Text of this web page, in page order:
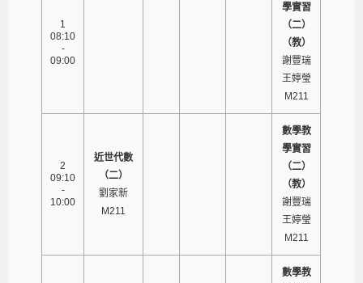
1
08:10
-
09:00
學實習
（二）
（教）
謝豐瑞
王婷瑩
M211
2
09:10
-
10:00
近世代數
（二）
劉家新
M211
數學教
學實習
（二）
（教）
謝豐瑞
王婷瑩
M211
數學教